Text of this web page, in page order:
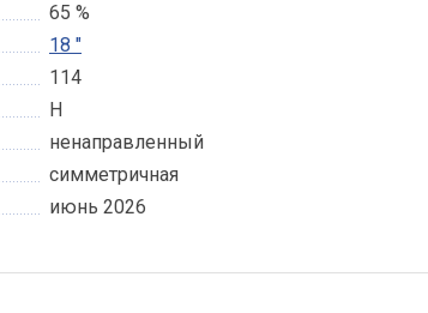
65 %
18 "
114
H
ненаправленный
симметричная
июнь 2026